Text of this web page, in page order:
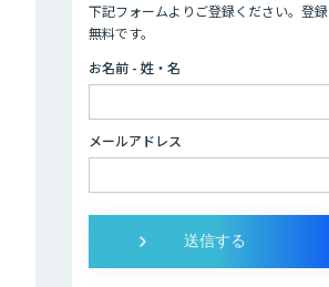
下記フォームよりご登録ください。登録
無料です。
お名前 - 姓・名
メールアドレス